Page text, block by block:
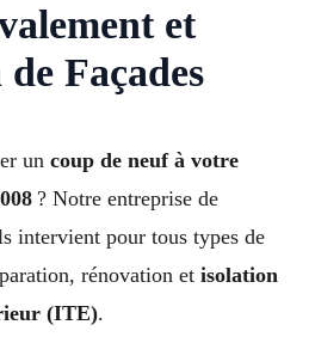
et
Façades
un coup de neuf à votre
? Notre entreprise de
intervient pour tous types de
rénovation et isolation
(ITE).